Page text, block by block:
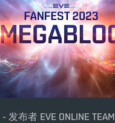
- 发布者 EVE ONLINE TEAM